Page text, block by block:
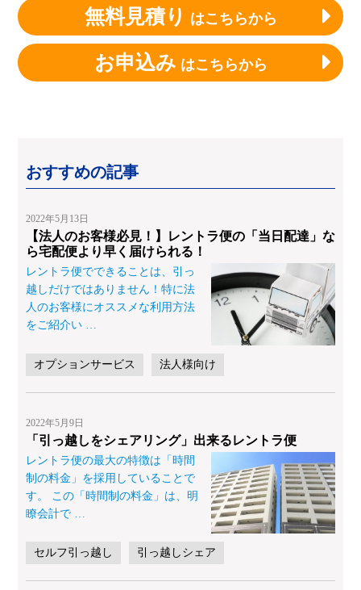
無料見積り はこちらから
お申込み はこちらから
おすすめの記事
2022年5月13日
【法人のお客様必見！】レントラ便の「当日配達」な
ら宅配便より早く届けられる！
レントラ便でできることは、引っ
越しだけではありません！特に法
人のお客様にオススメな利用方法
をご紹介い
オプションサービス 法人様向け
2022年5月9日
「引っ越しをシェアリング」出来るレントラ便
レントラ便の最大の特徴は「時間
制の料金」を採用していることで
す。 この「時間制の料金」は、明
瞭会計で …
セルフ引っ越し 引っ越しシェア